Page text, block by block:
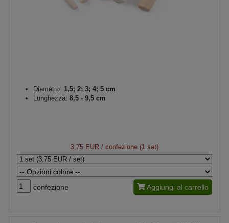
Diametro: 1,5; 2; 3; 4; 5 cm
Lunghezza: 8,5 - 9,5 cm
3,75 EUR / confezione (1 set)
confezione Aggiungi al carrello